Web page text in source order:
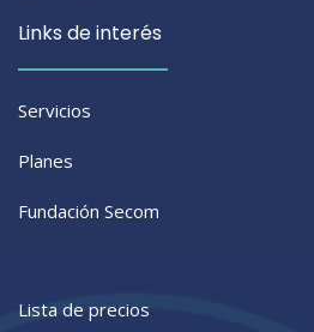
Links de interés
Servicios
Planes
Fundación Secom
Lista de precios